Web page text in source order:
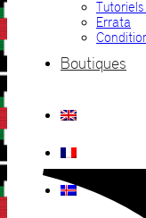
Errata
Boutiques